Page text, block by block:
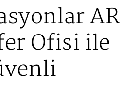
Ofisi ile